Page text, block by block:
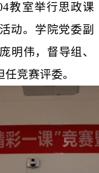
教室举行思政课
动。学院党委副
明伟，督导组、
竞赛评委。